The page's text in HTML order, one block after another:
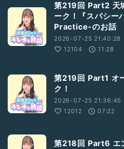
第219回 Part2 天
ーク！『スパシー
Practice-のお話
2026-07-25 21:40:28
12104
11:28
第219回 Part1 オ
ク！
2026-07-25 21:36:45
12012
07:22
第218回 Part6 エ